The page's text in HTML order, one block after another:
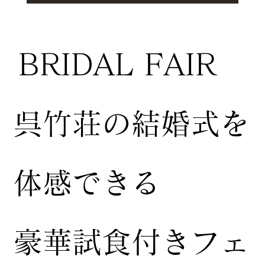
BRIDAL FAIR
​呉竹荘の結婚式を
体感できる
豪華試食付きフェ